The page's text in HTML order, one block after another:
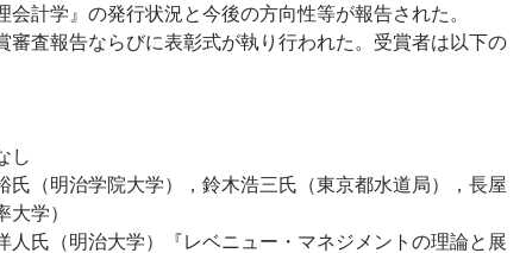
会計学』の発行状況と今後の方向性等が報告された。
査報告ならびに表彰式が執り行われた。受賞者は以下の
し
氏（明治学院大学），鈴木浩三氏（東京都水道局），長屋
大学）
人氏（明治大学）『レベニュー・マネジメントの理論と展